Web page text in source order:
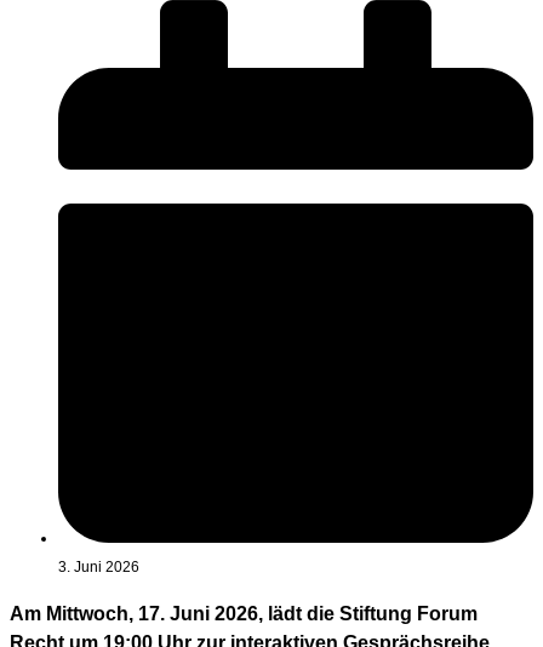
3. Juni 2026
Am Mittwoch, 17. Juni 2026, lädt die Stiftung Forum
Recht um 19:00 Uhr zur interaktiven Gesprächsreihe